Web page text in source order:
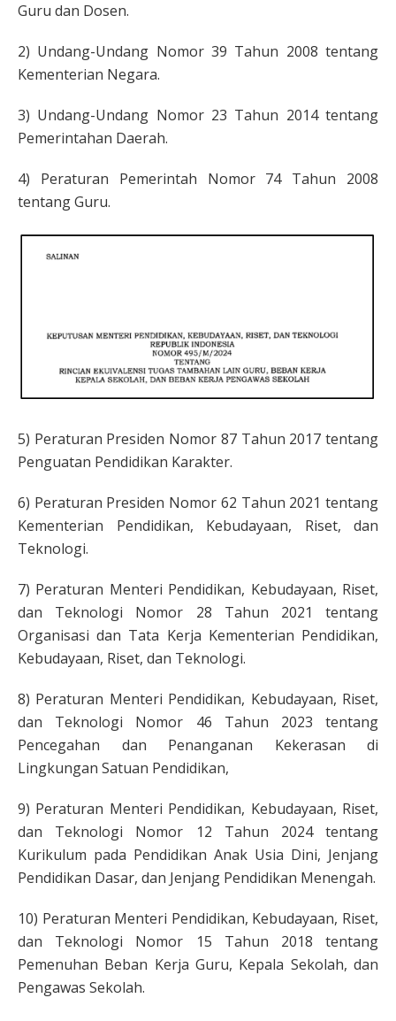
Guru dan Dosen.
2) Undang-Undang Nomor 39 Tahun 2008 tentang
Kementerian Negara.
3) Undang-Undang Nomor 23 Tahun 2014 tentang
Pemerintahan Daerah.
4) Peraturan Pemerintah Nomor 74 Tahun 2008
tentang Guru.
5) Peraturan Presiden Nomor 87 Tahun 2017 tentang
Penguatan Pendidikan Karakter.
6) Peraturan Presiden Nomor 62 Tahun 2021 tentang
Kementerian Pendidikan, Kebudayaan, Riset, dan
Teknologi.
7) Peraturan Menteri Pendidikan, Kebudayaan, Riset,
dan Teknologi Nomor 28 Tahun 2021 tentang
Organisasi dan Tata Kerja Kementerian Pendidikan,
Kebudayaan, Riset, dan Teknologi.
8) Peraturan Menteri Pendidikan, Kebudayaan, Riset,
dan Teknologi Nomor 46 Tahun 2023 tentang
Pencegahan dan Penanganan Kekerasan di
Lingkungan Satuan Pendidikan,
9) Peraturan Menteri Pendidikan, Kebudayaan, Riset,
dan Teknologi Nomor 12 Tahun 2024 tentang
Kurikulum pada Pendidikan Anak Usia Dini, Jenjang
Pendidikan Dasar, dan Jenjang Pendidikan Menengah.
10) Peraturan Menteri Pendidikan, Kebudayaan, Riset,
dan Teknologi Nomor 15 Tahun 2018 tentang
Pemenuhan Beban Kerja Guru, Kepala Sekolah, dan
Pengawas Sekolah.